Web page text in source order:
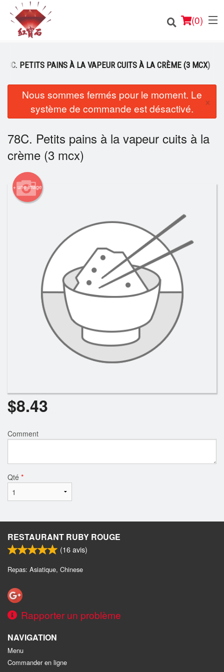
(0)
Commander en ligne
Emplacement
Français
Connection
Inscription
Rechercher
78C. PETITS PAINS À LA VAPEUR CUITS À LA CRÈME (3 MCX)
Nous sommes fermés pour le moment. Le
système de commande est désactivé.
×
78C. Petits pains à la vapeur cuits à la
crème (3 mcx)
+ une image
$8.43
Comment
Qté *
RESTAURANT RUBY ROUGE
(16avis)
Repas: Asiatique, Chinese
Rapporter un problème
NAVIGATION
Menu
Commander en ligne